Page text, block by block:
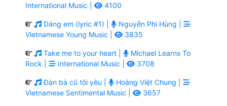
International Music |
4100
Dáng em (lyric #1) |
Nguyễn Phi Hùng |
Vietnamese Young Music |
3835
Take me to your heart |
Michael Learns To
Rock |
International Music | 3708
Đàn bà cũ tôi yêu |
Hoàng Việt Chung |
Vietnamese Sentimental Music |
3657